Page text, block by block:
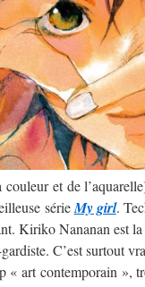
et de
sérieMy girl.
Kiriko Nananan est
C’est surtout
« art contemporain »,